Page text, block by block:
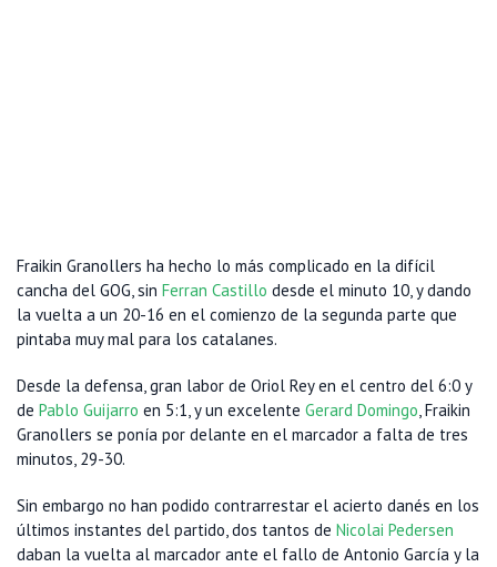
Fraikin Granollers ha hecho lo más complicado en la difícil
cancha del GOG, sin Ferran Castillo desde el minuto 10, y dando
la vuelta a un 20-16 en el comienzo de la segunda parte que
pintaba muy mal para los catalanes.
Desde la defensa, gran labor de Oriol Rey en el centro del 6:0 y
de Pablo Guijarro en 5:1, y un excelente Gerard Domingo, Fraikin
Granollers se ponía por delante en el marcador a falta de tres
minutos, 29-30.
Sin embargo no han podido contrarrestar el acierto danés en los
últimos instantes del partido, dos tantos de Nicolai Pedersen
daban la vuelta al marcador ante el fallo de Antonio García y la